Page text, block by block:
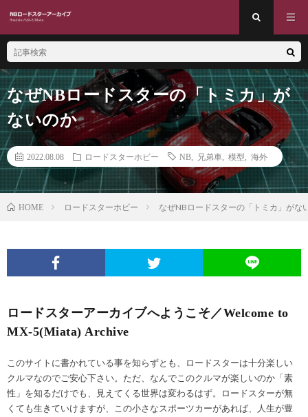
なぜNBロードスターの「トミカ」が
ないのか
2022.08.08 ロードスターホビー NB 兄弟車 模型 海外
HOME ロードスターホビー なぜNBロードスターの「トミカ」がな
ロードスターアーカイブへようこそ／Welcome to
MX-5(Miata) Archive
このサイトに書かれている事を知らずとも、ロードスターは十分楽しい
クルマなのでご安心下さい。ただ、なんでこのクルマが楽しいのか「素
性」を知るだけでも、見えてくる世界は変わるはず。ロードスターが無
くても生きていけますが、この小さなスポーツカーがあれば、人生が豊